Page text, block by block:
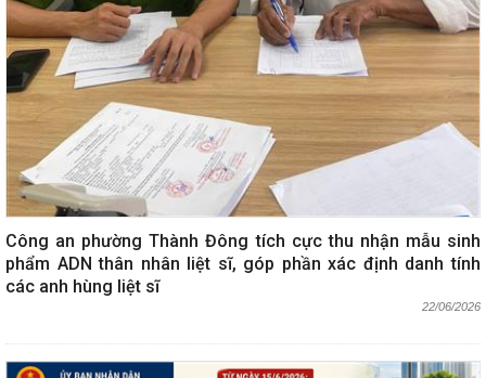
Công an phường Thành Đông tích cực thu nhận mẫu sinh
phẩm ADN thân nhân liệt sĩ, góp phần xác định danh tính
các anh hùng liệt sĩ
22/06/2026